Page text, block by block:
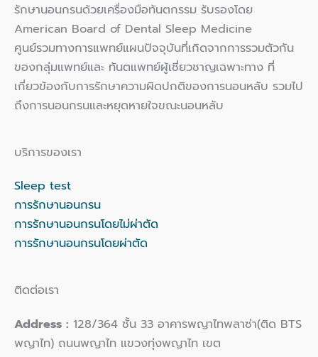
รักษานอนกรนด้วยเครื่องมือทันตกรรม รับรองโดย
American Board of Dental Sleep Medicine
ศูนย์รวมทางการแพทย์แผนปัจจุบันที่เกิดจากการรวมตัวกัน
ของกลุ่มแพทย์และ ทันตแพทย์ผู้เชี่ยวชาญเฉพาะทาง ที่
เกี่ยวข้องกับการรักษาความผิดปกติของการนอนหลับ รวมไป
ถึงการนอนกรนและหยุดหายใจขณะนอนหลับ
บริการของเรา
Sleep test
การรักษานอนกรน
การรักษานอนกรนโดยไม่ผ่าตัด
การรักษานอนกรนโดยผ่าตัด
ติดต่อเรา
Address : 128/364 ชั้น 33 อาคารพญาไทพลาซ่า(ติด BTS
พญาไท) ถนนพญาไท แขวงทุ่งพญาไท เขต